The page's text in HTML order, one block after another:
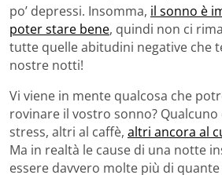
po’ depressi. Insomma, il sonno è
poter stare bene, quindi non ci
tutte quelle abitudini negative che
nostre notti!
Vi viene in mente qualcosa che
rovinare il vostro sonno?
stress, altri al caffè, altri ancora al
Ma in realtà le cause di una notte
essere davvero molte più di